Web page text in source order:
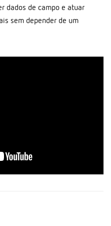
dados de campo e atuar
sem depender de um